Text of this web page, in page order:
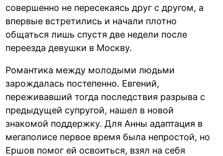
совершенно не пересекаясь друг с другом, а
впервые встретились и начали плотно
общаться лишь спустя две недели после
переезда девушки в Москву.
Романтика между молодыми людьми
зарождалась постепенно. Евгений,
переживавший тогда последствия разрыва с
предыдущей супругой, нашел в новой
знакомой поддержку. Для Анны адаптация в
мегаполисе первое время была непростой, но
Ершов помог ей освоиться, взял на себя